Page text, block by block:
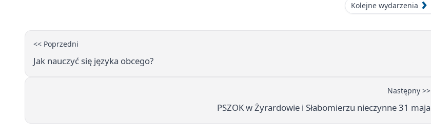
Kolejne wydarzenia
<< Poprzedni
Jak nauczyć się języka obcego?
Następny >>
PSZOK w Żyrardowie i Słabomierzu nieczynne 31 maja